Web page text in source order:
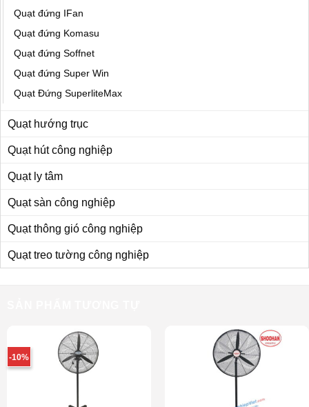
Quạt đứng IFan
Quạt đứng Komasu
Quạt đứng Soffnet
Quạt đứng Super Win
Quạt Đứng SuperliteMax
Quạt hướng trục
Quạt hút công nghiệp
Quạt ly tâm
Quạt sàn công nghiệp
Quạt thông gió công nghiệp
Quạt treo tường công nghiệp
-10%